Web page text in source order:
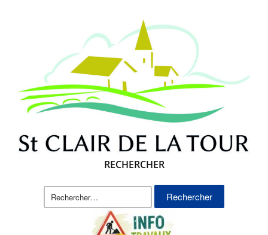
RECHERCHER
Rechercher :